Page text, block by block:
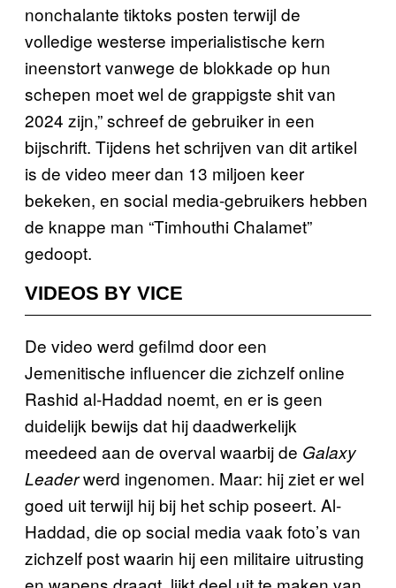
nonchalante tiktoks posten terwijl de
volledige westerse imperialistische kern
ineenstort vanwege de blokkade op hun
schepen moet wel de grappigste shit van
2024 zijn,” schreef de gebruiker in een
bijschrift. Tijdens het schrijven van dit artikel
is de video meer dan 13 miljoen keer
bekeken, en social media-gebruikers hebben
de knappe man “Timhouthi Chalamet”
gedoopt.
VIDEOS BY VICE
De video werd gefilmd door een
Jemenitische influencer die zichzelf online
Rashid al-Haddad noemt, en er is geen
duidelijk bewijs dat hij daadwerkelijk
meedeed aan de overval waarbij de Galaxy
Leaderwerd ingenomen. Maar: hij ziet er wel
goed uit terwijl hij bij het schip poseert. Al-
Haddad, die op social media vaak foto’s van
zichzelf post waarin hij een militaire uitrusting